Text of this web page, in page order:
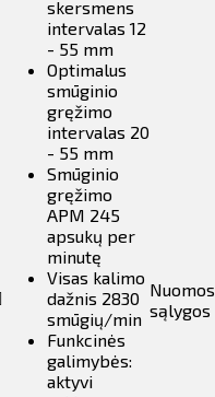
skersmens
intervalas 12
- 55 mm
Optimalus
smūginio
gręžimo
intervalas 20
- 55 mm
Smūginio
gręžimo
APM 245
apsukų per
minutę
Visas kalimo
dažnis 2830
smūgių/min
Funkcinės
galimybės:
aktyvi
Nuomos
sąlygos